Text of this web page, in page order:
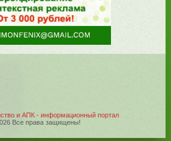
и АПК - информационный портал
Все права защищены!